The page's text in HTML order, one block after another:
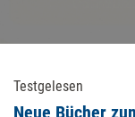
Testgelesen
Neue Bücher